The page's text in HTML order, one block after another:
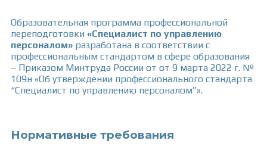
Образовательная программа профессиональной
переподготовки «Специалист по управлению
персоналом» разработана в соответствии с
профессиональным стандартом в сфере образования
– Приказом Минтруда России от от 9 марта 2022 г. №
109н «Об утверждении профессионального стандарта
“Специалист по управлению персоналом”».
Нормативные требования